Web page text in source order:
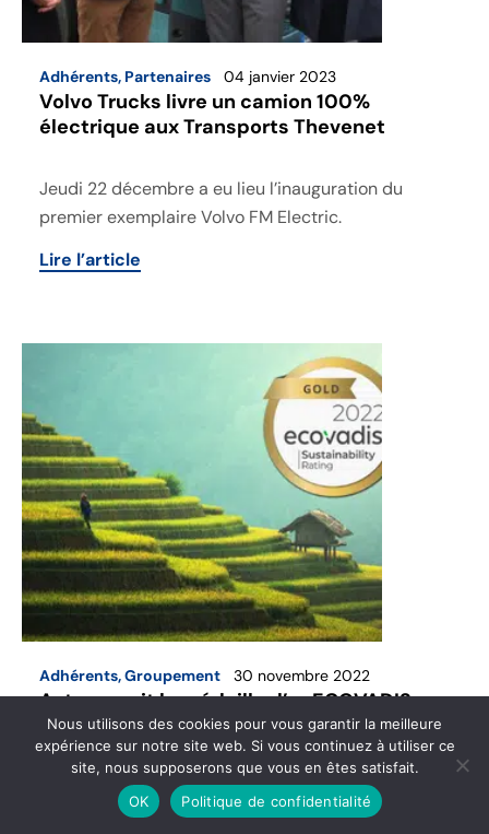
Adhérents, Partenaires 04 janvier 2023
Volvo Trucks livre un camion 100%
électrique aux Transports Thevenet
Jeudi 22 décembre a eu lieu l’inauguration du
premier exemplaire Volvo FM Electric.
Lire l’article
Adhérents,Groupement 30 novembre 2022
Astre reçoit la médaille d’or ECOVADIS
Pour la sixième année consécutive, Astre
Commercial reçoit la médaille d’or Ecovadis.
Nous utilisons des cookies pour vous garantir la meilleure
expérience sur notre site web. Si vous continuez à utiliser ce
site, nous supposerons que vous en êtes satisfait.
OK
Politique de confidentialité